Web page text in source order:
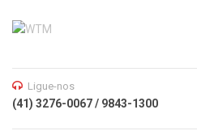
Ligue-nos
(41) 3276-0067 / 9843-1300